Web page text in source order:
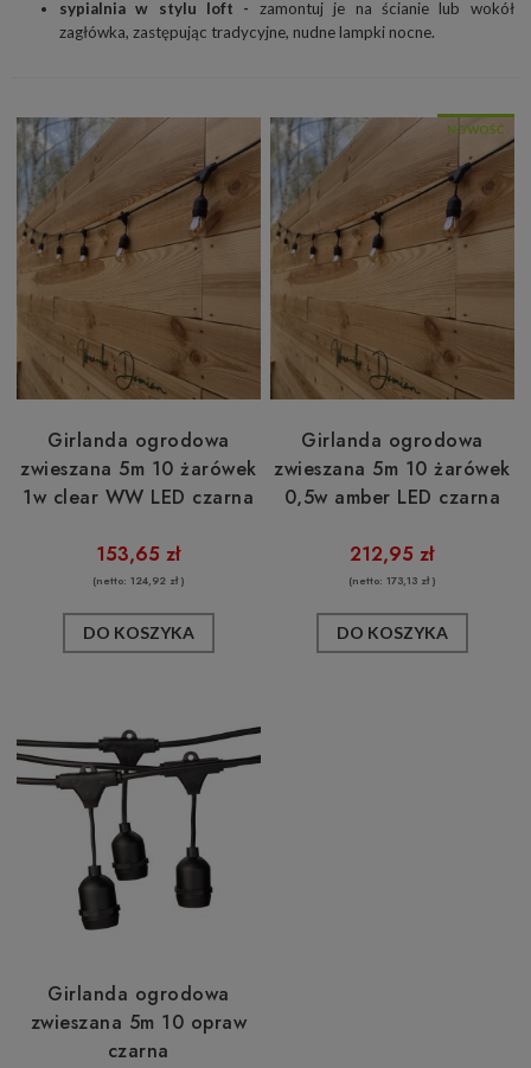
sypialnia w stylu loft - zamontuj je na ścianie lub wokół
zagłówka, zastępując tradycyjne, nudne lampki nocne.
Girlanda ogrodowa
zwieszana 5m 10 żarówek
1w clear WW LED czarna
153,65 zł
(netto: 124,92 zł)
DO KOSZYKA
Girlanda ogrodowa
zwieszana 5m 10 żarówek
0,5w amber LED czarna
212,95 zł
(netto: 173,13 zł)
DO KOSZYKA
NOWOŚĆ
Girlanda ogrodowa
zwieszana 5m 10 opraw
czarna